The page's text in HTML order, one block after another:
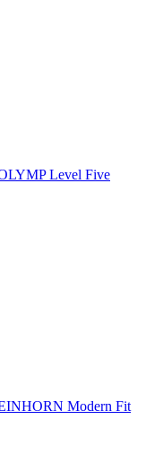
Level Five
Modern Fit